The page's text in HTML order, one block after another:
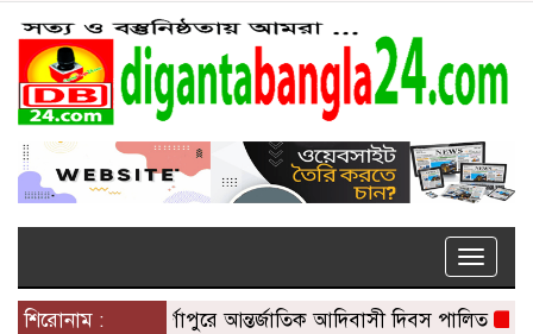
Toggle
শিরোনাম :
দুর্গাপুরে আন্তর্জাতিক আদিবাসী দিবস পালিত